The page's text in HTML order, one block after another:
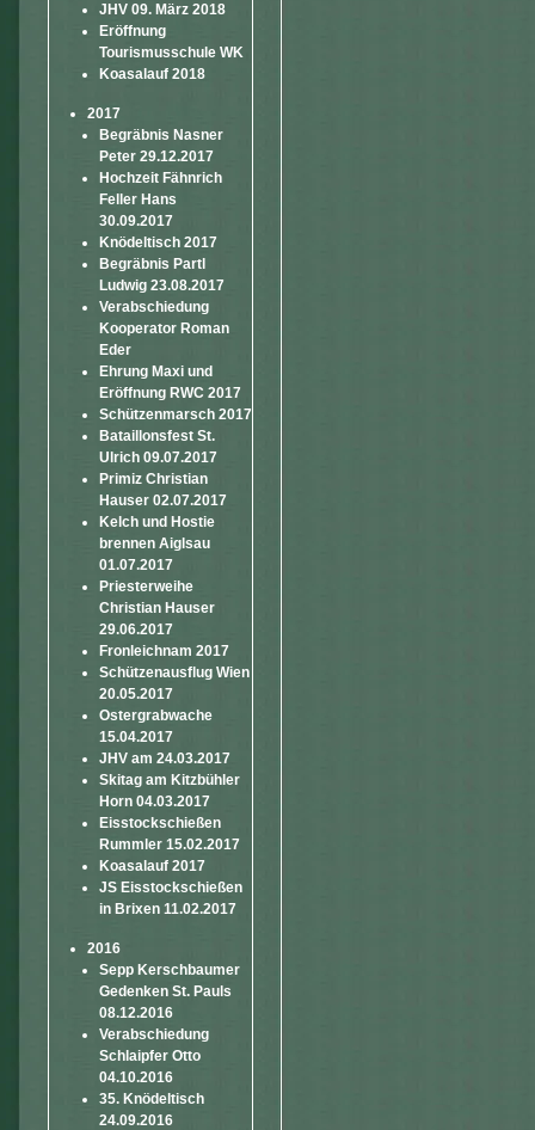
JHV 09. März 2018
Eröffnung
Tourismusschule WK
Koasalauf 2018
2017
Begräbnis Nasner
Peter 29.12.2017
Hochzeit Fähnrich
Feller Hans
30.09.2017
Knödeltisch 2017
Begräbnis Partl
Ludwig 23.08.2017
Verabschiedung
Kooperator Roman
Eder
Ehrung Maxi und
Eröffnung RWC 2017
Schützenmarsch 2017
Bataillonsfest St.
Ulrich 09.07.2017
Primiz Christian
Hauser 02.07.2017
Kelch und Hostie
brennen Aiglsau
01.07.2017
Priesterweihe
Christian Hauser
29.06.2017
Fronleichnam 2017
Schützenausflug Wien
20.05.2017
Ostergrabwache
15.04.2017
JHV am 24.03.2017
Skitag am Kitzbühler
Horn 04.03.2017
Eisstockschießen
Rummler 15.02.2017
Koasalauf 2017
JS Eisstockschießen
in Brixen 11.02.2017
2016
Sepp Kerschbaumer
Gedenken St. Pauls
08.12.2016
Verabschiedung
Schlaipfer Otto
04.10.2016
35. Knödeltisch
24.09.2016